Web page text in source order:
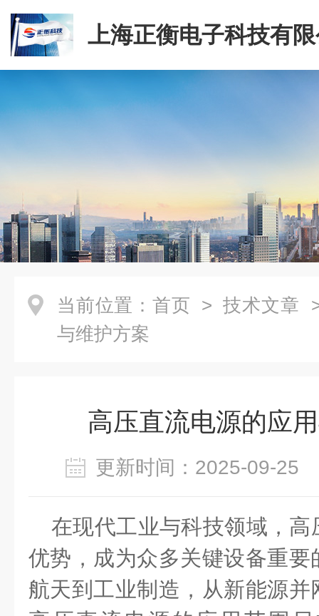
上海正衡电子科技有
当前位置： 首页 > 技术文章
与维护方案
高压直流电源的应
更新时间：2025-09-
在现代工业与科技领域，
优势，成为众多关键设备重
航天到工业制造，从新能源